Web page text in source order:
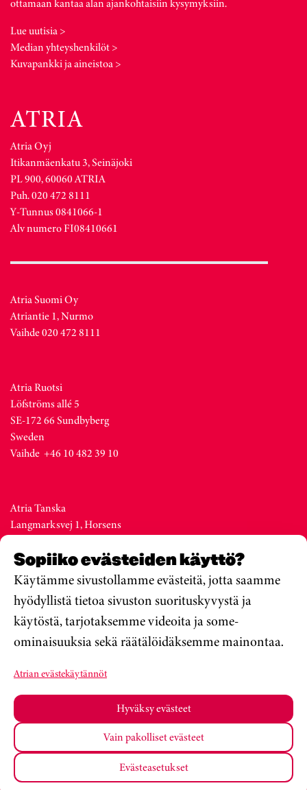
Sopiiko evästeiden käyttö?
Käytämme sivustollamme evästeitä, jotta saamme
hyödyllistä tietoa sivuston suorituskyvystä ja
käytöstä, tarjotaksemme videoita ja some-
ominaisuuksia sekä räätälöidäksemme mainontaa.
Atrian evästekäytännöt
Hyväksy evästeet
Vain pakolliset evästeet
Evästeasetukset
Lue uutisia >
Median yhteyshenkilöt >
Kuvapankki ja aineistoa >
Atria Oyj
Itikanmäenkatu 3, Seinäjoki
PL 900, 60060 ATRIA
Puh. 020 472 8111
Y-Tunnus 0841066-1
Alv numero FI08410661
Atria Suomi Oy
Atriantie 1, Nurmo
Vaihde 020 472 8111
Atria Ruotsi
Löfströms allé 5
SE-172 66 Sundbyberg
Sweden
Vaihde +46 10 482 39 10
Atria Tanska
Langmarksvej 1, Horsens
Denmark
Vaihde +45 76 28 25 00
Atria Viro
Metsa str. 19, Valga
Estonia
Vaihde +372 76 79 900
Atria Oyj KoulumateriaalitTietosuojakäytäntö
Muuta Evästeasetuksiasi